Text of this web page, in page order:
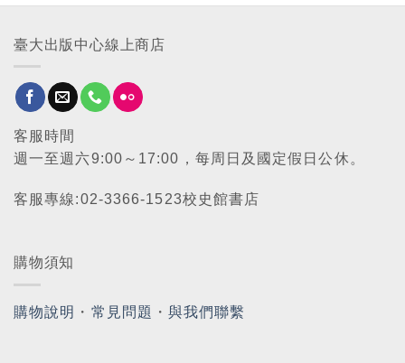
臺大出版中心線上商店
客服時間
週一至週六9:00～17:00，每周日及國定假日公休。
客服專線:02-3366-1523校史館書店
購物須知
購物說明 ・ 常見問題 ・與我們聯繫